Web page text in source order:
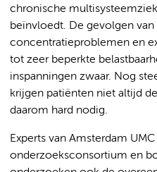
chronische
beïnvloedt. De gevolgen
concentratieproblemen en
tot zeer beperkte
inspanningen zwaar. Nog
krijgen patiënten niet altijd
daarom hard nodig.
Experts van Amsterdam
onderzoeksconsortium en